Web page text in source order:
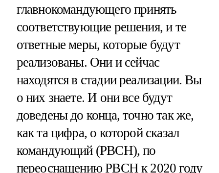
главнокомандующего принять
соответствующие решения, и те
ответные меры, которые будут
реализованы. Они и сейчас
находятся в стадии реализации. Вы
о них знаете. И они все будут
доведены до конца, точно так же,
как та цифра, о которой сказал
командующий (РВСН), по
переоснащению РВСН к 2020 году